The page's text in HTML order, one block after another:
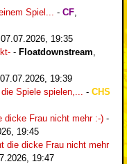
Spiel...
- CF
07.07.2026, 19:35
- Floatdownstream
07.07.2026, 19:39
Spiele spielen,...
- CHS
dicke Frau nicht mehr :-) -
19:45
die dicke Frau nicht mehr
19:47